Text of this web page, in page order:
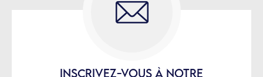
INSCRIVEZ-VOUS À NOTRE